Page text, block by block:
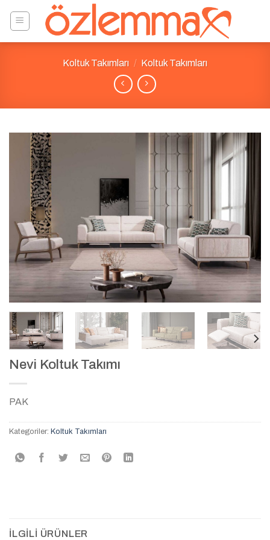
Koltuk Takımları / Koltuk Takımları
Nevi Koltuk Takımı
PAK
Kategoriler: Koltuk Takımları
İLGILI ÜRÜNLER